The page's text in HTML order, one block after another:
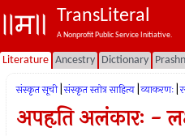
TransLiteral
A Nonprofit Public Service Initiative.
Literature Ancestry Dictionary
संस्कृत सूची संस्कृत स्तोत्र साहित्य व्याकरणः
अपहृति अलंकारः -